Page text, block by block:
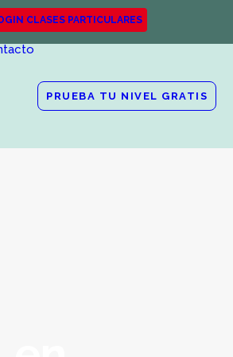
CLASES PARTICULARES
PRUEBA TU NIVEL GRATIS